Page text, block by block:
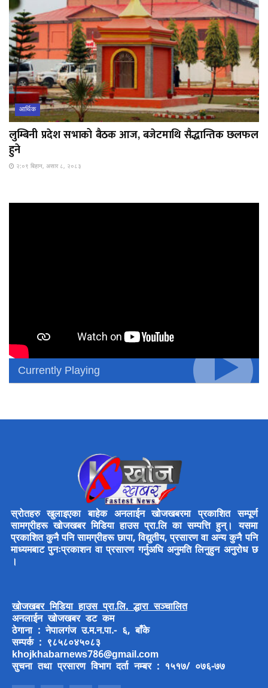
आर्थिक
लुम्बिनी प्रदेश सभाको बैठक आज, बजेटमाथि सैद्धान्तिक छलफल
हुने
२:०९ बिहान, असार ८, २०८३
Currently Playing
स्रोतहरु खुलाइएका बाहेक अनलाईन खोजखबरमा प्रकाशित सम्पूर्ण
सामग्रीहरू खोजखबर मिडिया हाउस प्रा.लि का सम्पत्ति हुन्। यसमा
प्रकाशित कुनै पनि सामग्रीहरू छापा, विद्युतीय, प्रसारण वा अन्य कुनै पनि
माध्यमबाट पुनःप्रकाशन वा प्रसारण गर्नुअघि अनुमति लिनुहुन अनुरोध छ
।
खोजखबर मिडिया हाउस प्रा.लि. द्धारा सञ्चालित
अनलाईन खोजखबर डट कम
ठेगाना : नेपालगंज उ.म.न.पा.- ६, बाँके
सम्पर्क : ९८५८०४५०८३
khojkhabarnews786@gmail.com
सुचना तथा प्रसारण विभाग दर्ता नम्बर : १५१७/ ०७६-७७